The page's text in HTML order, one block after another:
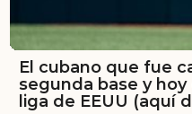
El cubano que fue
segunda base y
liga de EEUU (aquí